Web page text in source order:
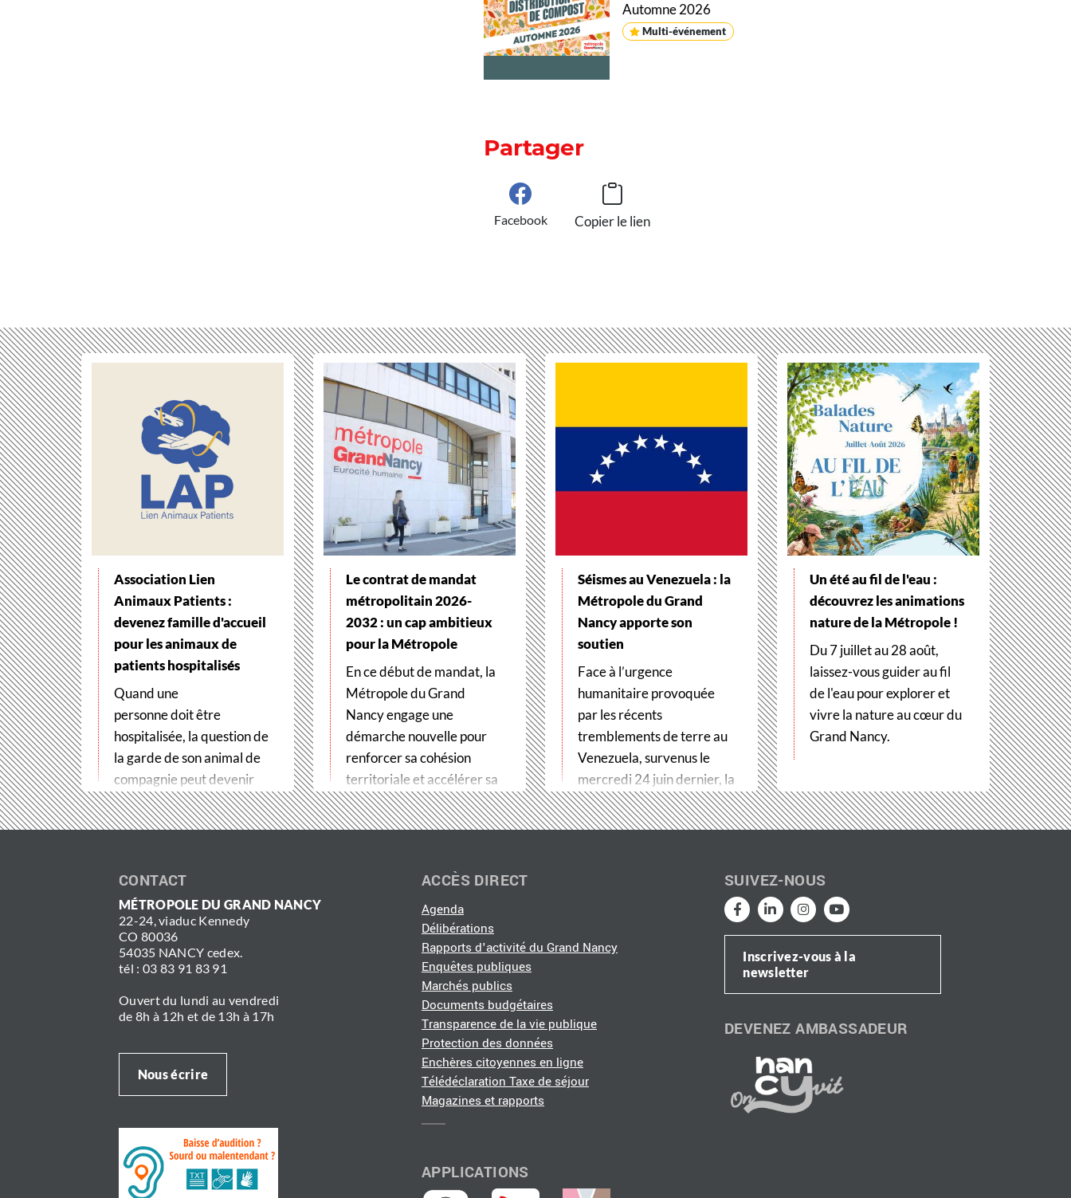
Automne 2026
Multi-événement
Partager
Facebook Copier le lien
Association Lien
Animaux Patients :
devenez famille d'accueil
pour les animaux de
patients hospitalisés
Quand une
personne doit être
hospitalisée, la question de
la garde de son animal de
compagnie peut devenir
un véritable frein
aux soins. Pour…
Le contrat de mandat
métropolitain 2026-
2032 : un cap ambitieux
pour la Métropole
En ce début de mandat, la
Métropole du Grand
Nancy engage une
démarche nouvelle pour
renforcer sa cohésion
territoriale et accélérer sa
transformation…
Séismes au Venezuela : la
Métropole du Grand
Nancy apporte son
soutien
Face à l’urgence
humanitaire provoquée
par les récents
tremblements de terre au
Venezuela, survenus le
mercredi 24 juin dernier, la
Métropole du Grand…
Un été au fil de l'eau :
découvrez les animations
nature de la Métropole !
Du 7 juillet au 28 août,
laissez-vous guider au fil
de l'eau pour explorer et
vivre la nature au cœur du
Grand Nancy.
CONTACT
MÉTROPOLE DU GRAND NANCY
22-24, viaduc Kennedy
CO 80036
54035 NANCY cedex.
tél : 03 83 91 83 91
Ouvert du lundi au vendredi
de 8h à 12h et de 13h à 17h
Nous écrire
ACCÈS DIRECT
Agenda
Délibérations
Rapports d'activité du Grand Nancy
Enquêtes publiques
Marchés publics
Documents budgétaires
Transparence de la vie publique
Protection des données
Enchères citoyennes en ligne
Télédéclaration Taxe de séjour
Magazines et rapports
APPLICATIONS
SUIVEZ-NOUS
Inscrivez-vous à la
newsletter
DEVENEZ AMBASSADEUR